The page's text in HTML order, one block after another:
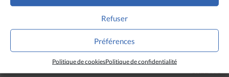
Refuser
Préférences
Politique de cookiesPolitique de confidentialité